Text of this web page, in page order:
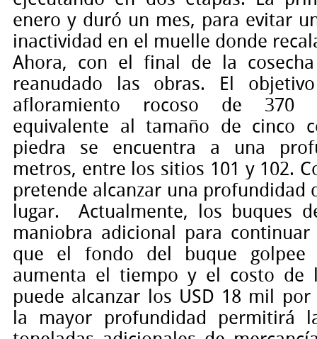
enero y duró un mes, para evitar
inactividad en el muelle donde
Ahora, con el final de la
reanudado las obras. El
afloramiento rocoso de 370
equivalente al tamaño de cinco
piedra se encuentra a una
metros, entre los sitios 101 y 102.
pretende alcanzar una profundidad
lugar.
Actualmente, los buques
maniobra adicional para
que el fondo del buque
aumenta el tiempo y el costo de
puede alcanzar los USD 18 mil
la mayor profundidad permitirá